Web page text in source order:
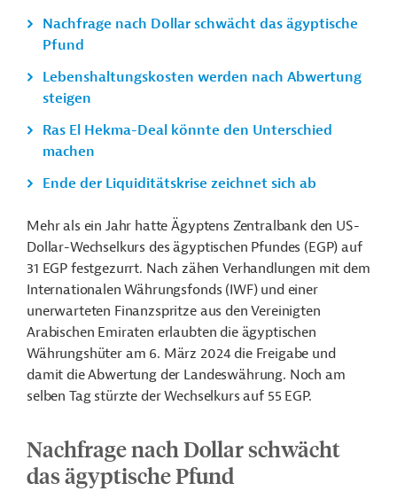
Nachfrage nach Dollar schwächt das ägyptische
Pfund
Lebenshaltungskosten werden nach Abwertung
steigen
Ras El Hekma-Deal könnte den Unterschied
machen
Ende der Liquiditätskrise zeichnet sich ab
Mehr als ein Jahr hatte Ägyptens Zentralbank den US-
Dollar-Wechselkurs des ägyptischen Pfundes (EGP) auf
31 EGP festgezurrt. Nach zähen Verhandlungen mit dem
Internationalen Währungsfonds (IWF) und einer
unerwarteten Finanzspritze aus den Vereinigten
Arabischen Emiraten erlaubten die ägyptischen
Währungshüter am 6. März 2024 die Freigabe und
damit die Abwertung der Landeswährung. Noch am
selben Tag stürzte der Wechselkurs auf 55 EGP.
Nachfrage nach Dollar schwächt
das ägyptische Pfund